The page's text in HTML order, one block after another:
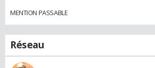
MENTION PASSABLE
Réseau